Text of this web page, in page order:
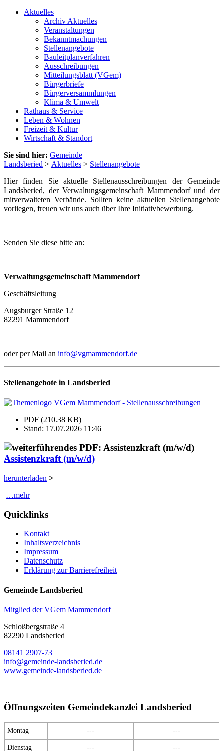
Aktuelles
Archiv Aktuelles
Veranstaltungen
Bekanntmachungen
Stellenangebote
Bauleitplanverfahren
Ausschreibungen
Mitteilungsblatt (VGem)
Bürgerbriefe
Bürgerversammlungen
Klima & Umwelt
Rathaus & Service
Leben & Wohnen
Freizeit & Kultur
Wirtschaft & Standort
Sie sind hier: Gemeinde
Landsberied > Aktuelles > Stellenangebote
Hier finden Sie aktuelle Stellenausschreibungen der Gemeinde
Landsberied, der Verwaltungsgemeinschaft Mammendorf und der
mitverwalteten Verbände. Sollten keine aktuellen Stellenangebote
vorliegen, freuen wir uns auch über Ihre Initiativbewerbung.
Senden Sie diese bitte an:
Verwaltungsgemeinschaft Mammendorf
Geschäftsleitung
Augsburger Straße 12
82291 Mammendorf
oder per Mail an info@vgmammendorf.de
Stellenangebote in Landsberied
PDF (210.38 KB)
Stand: 17.07.2026 11:46
Assistenzkraft (m/w/d)
herunterladen >
…mehr
Quicklinks
Kontakt
Inhaltsverzeichnis
Impressum
Datenschutz
Erklärung zur Barrierefreiheit
Gemeinde Landsberied
Mitglied der VGem Mammendorf
Schloßbergstraße 4
82290 Landsberied
08141 2907-73
info@gemeinde-landsberied.de
www.gemeinde-landsberied.de
Öffnungszeiten Gemeindekanzlei Landsberied
Montag --- ---
Dienstag --- ---